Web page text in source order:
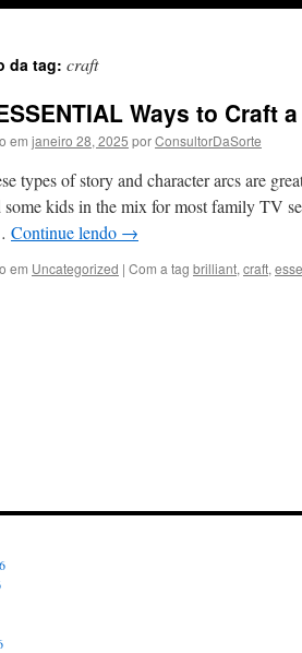
da tag: craft
Ways to Craft
em janeiro 28, 2025 porConsultorDaSorte
types of story and character arcs are
some kids in the mix for most family TV
Continue lendo →
em Uncategorized | Com a tag brilliant, craft,